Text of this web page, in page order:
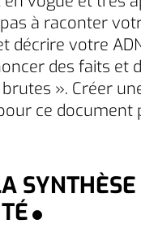
à raconter
décrire votre
des faits et
». Créer
ce document